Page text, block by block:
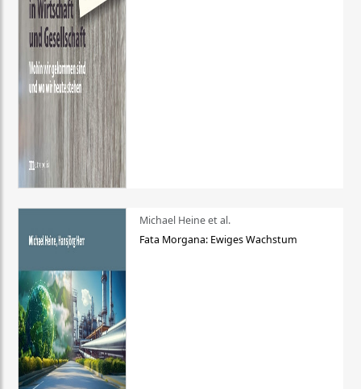
Michael Heine et al.
Fata Morgana: Ewiges Wachstum